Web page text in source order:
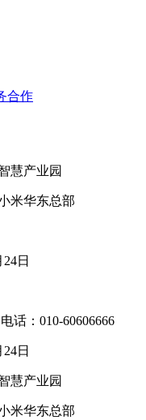
合作
慧产业园
米华东总部
日
话：010-60606666
日
慧产业园
米华东总部